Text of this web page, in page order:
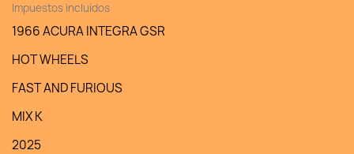
Impuestos incluidos
1966 ACURA INTEGRA GSR
HOT WHEELS
FAST AND FURIOUS
MIX K
2025